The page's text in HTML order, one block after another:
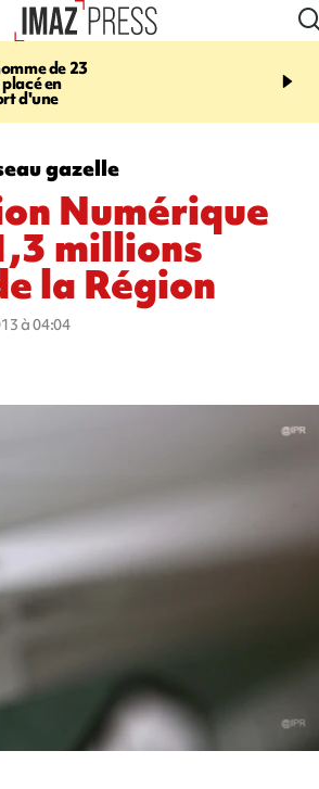
de 23
en
d'une
21:08
et Turquie scellent un
gazelle
Numérique
millions
la Région
à 04:04